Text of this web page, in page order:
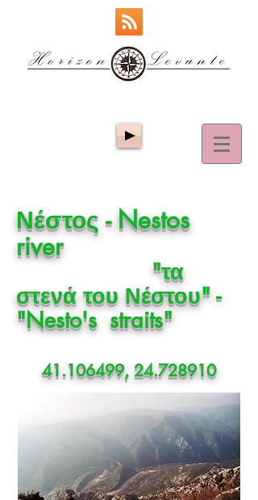
Νέστος - Nestos
river
"τα
στενά του Νέστου" -
"Nesto's straits"
41.106499, 24.728910